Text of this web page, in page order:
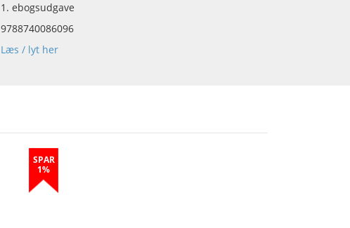
1. ebogsudgave
9788740086096
Læs / lyt her
SPAR
1%